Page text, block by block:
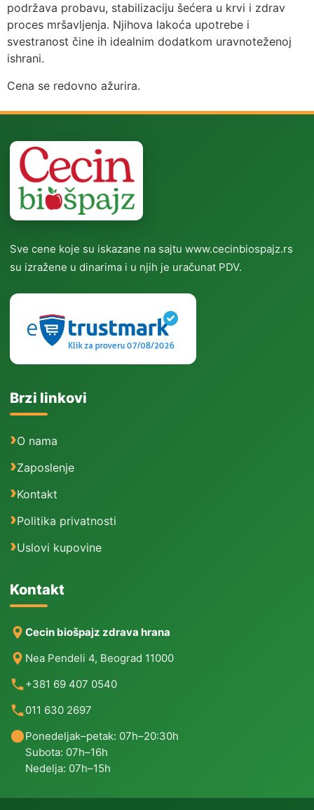
podržava probavu, stabilizaciju šećera u krvi i zdrav
proces mršavljenja. Njihova lakoća upotrebe i
svestranost čine ih idealnim dodatkom uravnoteženoj
ishrani.
Cena se redovno ažurira.
Sve cene koje su iskazane na sajtu www.cecinbiospajz.rs
su izražene u dinarima i u njih je uračunat PDV.
Brzi linkovi
O nama
Zaposlenje
Kontakt
Politika privatnosti
Uslovi kupovine
Kontakt
Cecin biošpajz zdrava hrana
Nea Pendeli 4, Beograd 11000
+381 69 407 0540
011 630 2697
Ponedeljak–petak: 07h–20:30h
Subota: 07h–16h
Nedelja: 07h–15h